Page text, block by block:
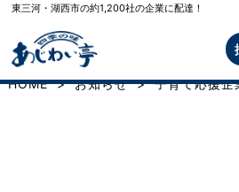
東三河・湖西市の約1,200社の企業に配達！
HOME> お知らせ>子育て応援